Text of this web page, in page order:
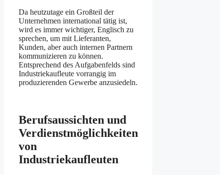
Da heutzutage ein Großteil der
Unternehmen international tätig ist,
wird es immer wichtiger, Englisch zu
sprechen, um mit Lieferanten,
Kunden, aber auch internen Partnern
kommunizieren zu können.
Entsprechend des Aufgabenfelds sind
Industriekaufleute vorrangig im
produzierenden Gewerbe anzusiedeln.
Berufsaussichten und
Verdienstmöglichkeiten
von
Industriekaufleuten